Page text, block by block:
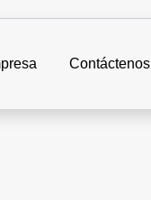
Contáctenos